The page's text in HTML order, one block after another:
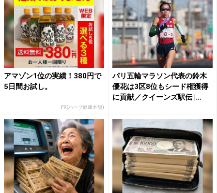
アマゾン1位の実績！380円で
5日間お試し。
PR(ハーブ健康本舗)
パリ五輪マラソン代表の鈴木
優花は3区8位もシード権獲得
に貢献／クイーンズ駅伝 |...